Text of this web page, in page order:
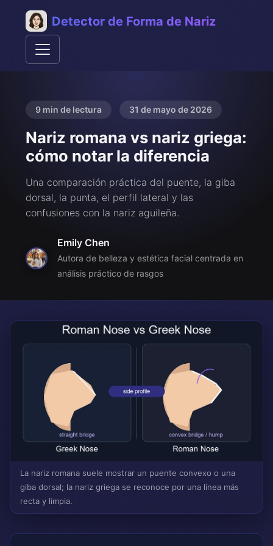
Detector de Forma de Nariz
9 min de lectura 31 de mayo de 2026
Nariz romana vs nariz griega:
cómo notar la diferencia
Una comparación práctica del puente, la giba
dorsal, la punta, el perfil lateral y las
confusiones con la nariz aguileña.
Emily Chen
Autora de belleza y estética facial centrada en
análisis práctico de rasgos
La nariz romana suele mostrar un puente convexo o una
giba dorsal; la nariz griega se reconoce por una línea más
recta y limpia.